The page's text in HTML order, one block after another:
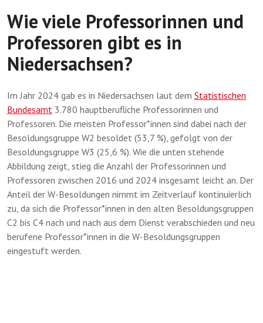
Wie viele Professorinnen und
Professoren gibt es in
Niedersachsen?
Im Jahr 2024 gab es in Niedersachsen laut dem Statistischen
Bundesamt 3.780 hauptberufliche Professorinnen und
Professoren. Die meisten Professor*innen sind dabei nach der
Besoldungsgruppe W2 besoldet (53,7 %), gefolgt von der
Besoldungsgruppe W3 (25,6 %). Wie die unten stehende
Abbildung zeigt, stieg die Anzahl der Professorinnen und
Professoren zwischen 2016 und 2024 insgesamt leicht an. Der
Anteil der W-Besoldungen nimmt im Zeitverlauf kontinuierlich
zu, da sich die Professor*innen in den alten Besoldungsgruppen
C2 bis C4 nach und nach aus dem Dienst verabschieden und neu
berufene Professor*innen in die W-Besoldungsgruppen
eingestuft werden.